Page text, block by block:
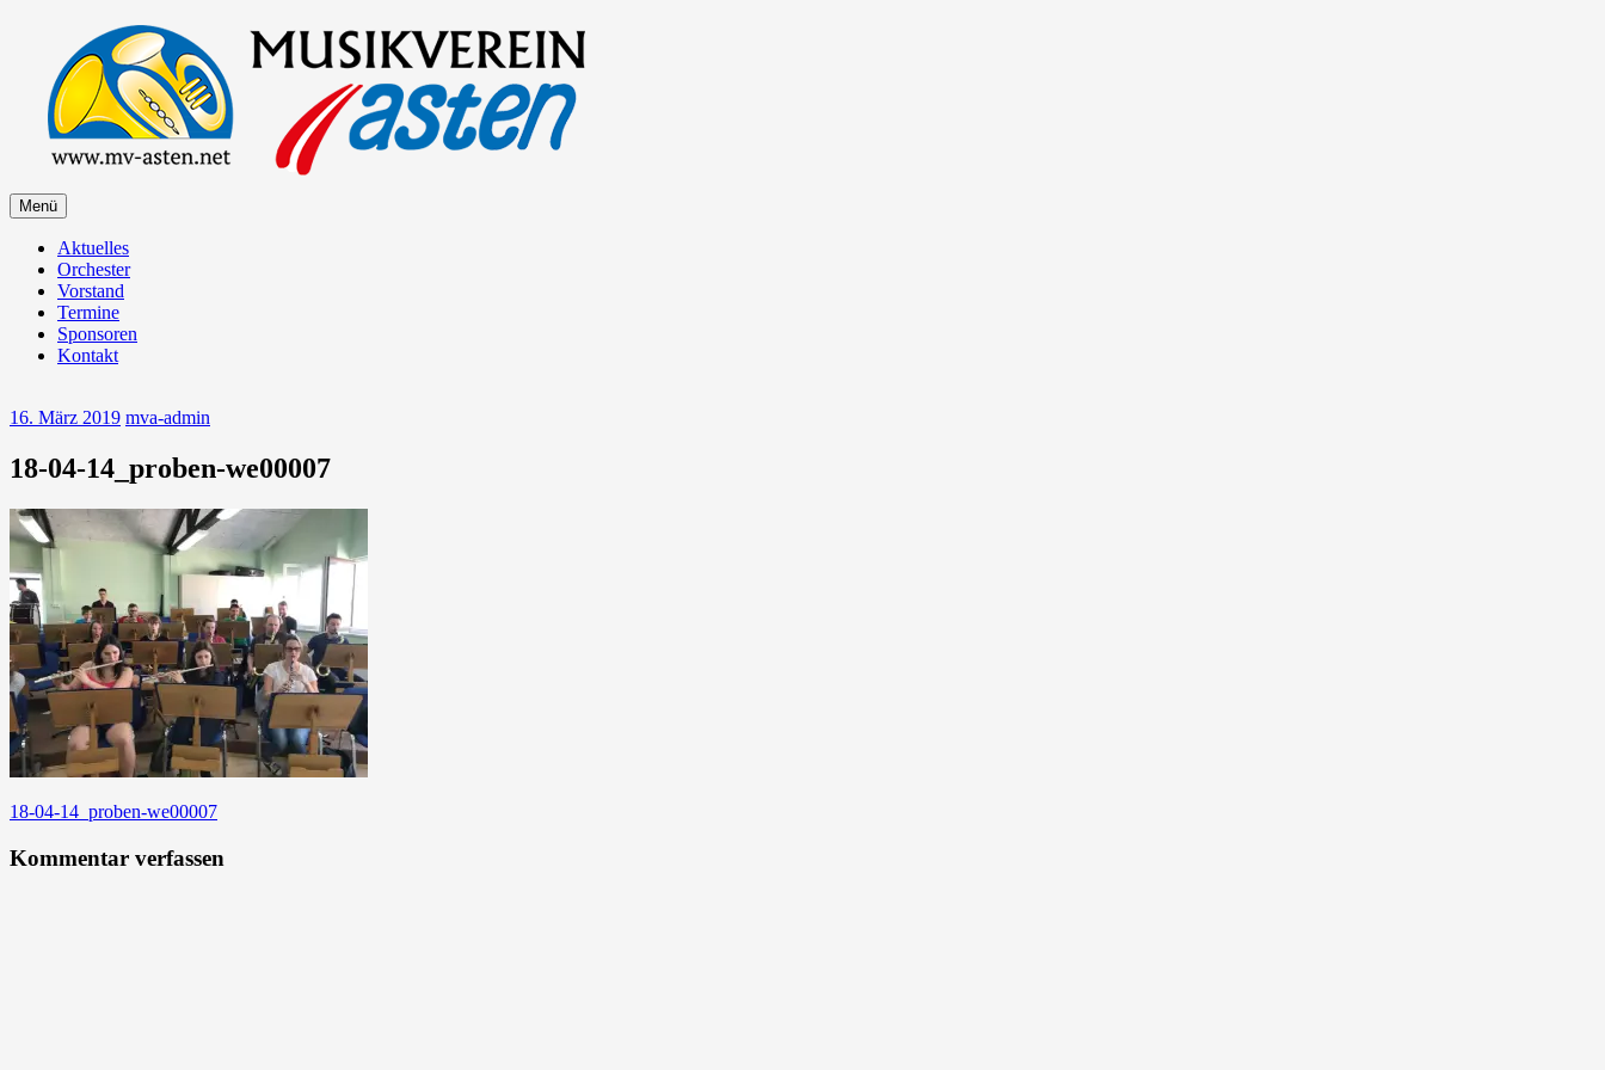
springen
Musikverein Asten
Menü Zum
Inhalt
springen
Aktuelles
Orchester
Vorstand
Termine
Sponsoren
Kontakt
16. März 2019 mva-admin
18-04-14_proben-we00007
Beitragsnavigation
18-04-14_proben-we00007
Kommentar verfassen